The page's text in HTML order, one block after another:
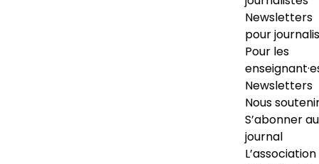
Newsletters
pour
Pour les
Newsletters
Nous
S’abonner au
journal
L’association